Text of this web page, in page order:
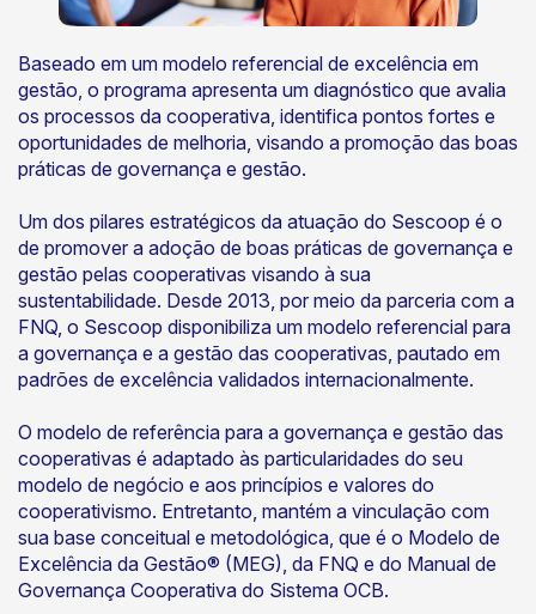
Baseado em um modelo referencial de excelência em
gestão, o programa apresenta um diagnóstico que avalia
os processos da cooperativa, identifica pontos fortes e
oportunidades de melhoria, visando a promoção das boas
práticas de governança e gestão.
Um dos pilares estratégicos da atuação do Sescoop é o
de promover a adoção de boas práticas de governança e
gestão pelas cooperativas visando à sua
sustentabilidade. Desde 2013, por meio da parceria com a
FNQ, o Sescoop disponibiliza um modelo referencial para
a governança e a gestão das cooperativas, pautado em
padrões de excelência validados internacionalmente.
O modelo de referência para a governança e gestão das
cooperativas é adaptado às particularidades do seu
modelo de negócio e aos princípios e valores do
cooperativismo. Entretanto, mantém a vinculação com
sua base conceitual e metodológica, que é o Modelo de
Excelência da Gestão® (MEG), da FNQ e do Manual de
Governança Cooperativa do Sistema OCB.